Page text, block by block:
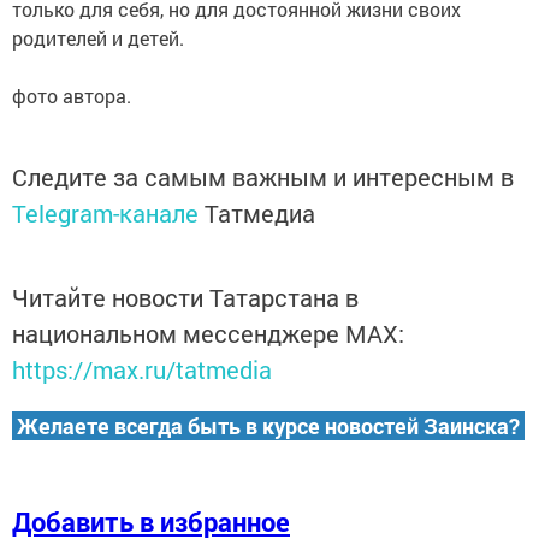
только для себя, но для достоянной жизни своих
родителей и детей.
фото автора.
Следите за самым важным и интересным в
Telegram-канале Татмедиа
Читайте новости Татарстана в
национальном мессенджере MАХ:
https://max.ru/tatmedia
Желаете всегда быть в курсе новостей Заинска?
Добавить в избранное